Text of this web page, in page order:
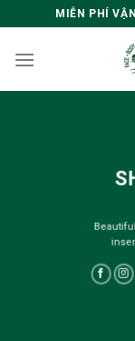
to
content
MIỄN PHÍ